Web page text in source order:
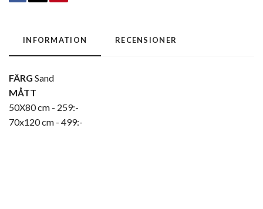
INFORMATION RECENSIONER
FÄRG Sand
MÅTT
50X80 cm - 259:-
70x120 cm - 499:-